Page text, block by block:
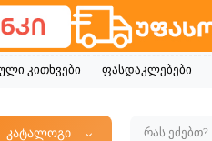
კითხვები ფასდაკლებები
კატალოგი